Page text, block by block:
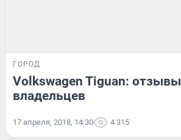
ГОРОД
Volkswagen Tiguan: отзывы
владельцев
17 апреля, 2018, 14:30 4 315